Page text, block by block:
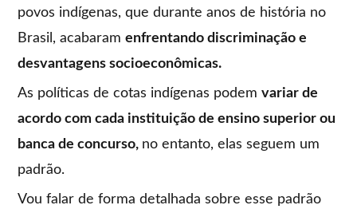
povos indígenas, que durante anos de história no
Brasil, acabaramenfrentando discriminação e
desvantagens socioeconômicas.
As políticas de cotas indígenas podemvariar de
acordo com cada instituição de ensino superior ou
banca de concurso, no entanto, elas seguem um
padrão.
Vou falar de forma detalhada sobre esse padrão